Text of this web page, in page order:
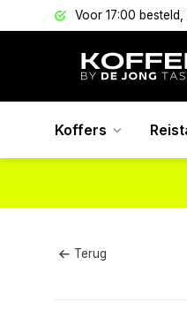
Voor 17:00
Koffers
Terug